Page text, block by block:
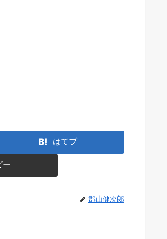
はてブ
ー
郡山健次郎